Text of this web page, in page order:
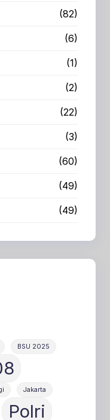
(82)
(6)
(1)
(2)
(22)
(3)
(60)
(49)
(49)
BSU 2025
Jakarta
Polri